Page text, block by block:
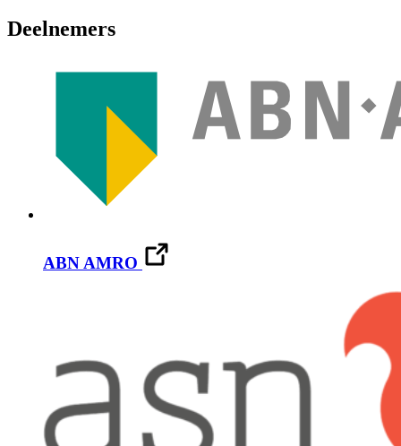
Deelnemers
ABN AMRO